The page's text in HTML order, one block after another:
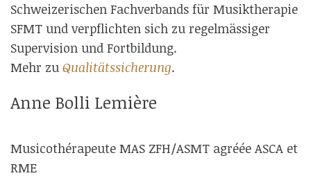
Schweizerischen Fachverbands für Musiktherapie
SFMT und verpflichten sich zu regelmässiger
Supervision und Fortbildung.
Mehr zu Qualitätssicherung.
Anne Bolli Lemière
Musicothérapeute MAS ZFH/ASMT agréée ASCA et
RME